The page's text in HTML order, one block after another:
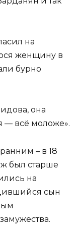
на
женщину в
бурно
она
— всё моложе».
– в 18
был старше
на
сын